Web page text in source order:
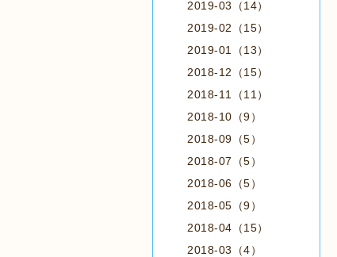
2019-03（14）
2019-02（15）
2019-01（13）
2018-12（15）
2018-11（11）
2018-10（9）
2018-09（5）
2018-07（5）
2018-06（5）
2018-05（9）
2018-04（15）
2018-03（4）